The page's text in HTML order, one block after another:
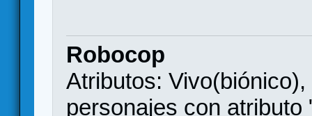
Robocop
Atributos:
personajes con atributo